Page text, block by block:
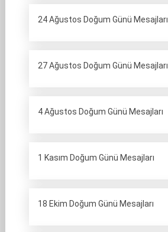
24 Ağustos Doğum Günü Mesajları
27 Ağustos Doğum Günü Mesajları
4 Ağustos Doğum Günü Mesajları
1 Kasım Doğum Günü Mesajları
18 Ekim Doğum Günü Mesajları